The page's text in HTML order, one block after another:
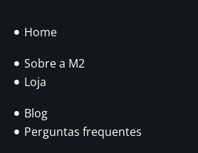
Home
Sobre a M2
Loja
Blog
Perguntas frequentes